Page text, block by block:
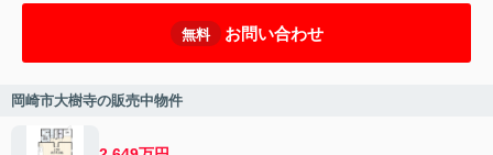
無料 お問い合わせ
岡崎市大樹寺の販売中物件